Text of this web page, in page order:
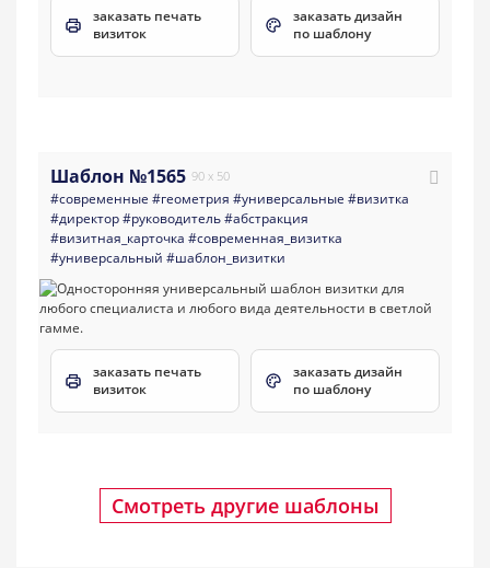
заказать печать
визиток
заказать дизайн
по шаблону
Шаблон №1565 90 x 50
#современные #геометрия #универсальные #визитка
#директор#руководитель#абстракция
#визитная_карточка #современная_визитка
#универсальный #шаблон_визитки
заказать печать
визиток
заказать дизайн
по шаблону
Смотреть другие шаблоны